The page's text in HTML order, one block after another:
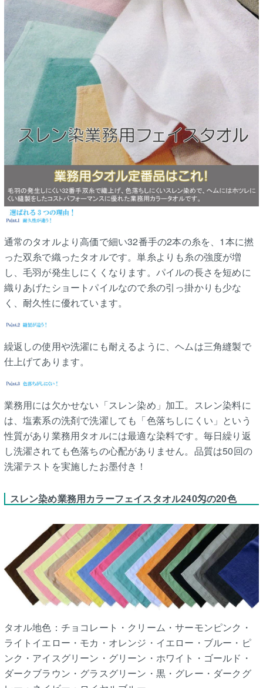
通常のタオルより高価で細い32番手の2本の糸を、1本に撚
った双糸で織ったタオルです。単糸よりも糸の強度が増
し、毛羽が発生しにくくなります。パイルの長さを短めに
織りあげたショートパイルなので糸の引っ掛かりも少な
く、耐久性に優れています。
繰返しの使用や洗濯にも耐えるように、ヘムは三角縫製で
仕上げてあります。
業務用には欠かせない「スレン染め」加工。スレン染料に
は、塩素系の洗剤で洗濯しても「色落ちしにくい」という
性質があり業務用タオルには最適な染料です。毎日繰り返
し洗濯されても色落ちの心配がありません。品質は50回の
洗濯テストを実施したお墨付き！
スレン染め業務用カラーフェイスタオル240匁の20色
タオル地色：チョコレート・クリーム・サーモンピンク・
ライトイエロー・モカ・オレンジ・イエロー・ブルー・ピ
ンク・アイスグリーン・グリーン・ホワイト・ゴールド・
ダークブラウン・グラスグリーン・黒・グレー・ダークグ